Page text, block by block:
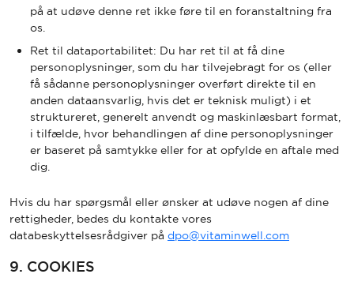
på at udøve denne ret ikke føre til en foranstaltning fra
os.
Ret til dataportabilitet: Du har ret til at få dine
personoplysninger, som du har tilvejebragt for os (eller
få sådanne personoplysninger overført direkte til en
anden dataansvarlig, hvis det er teknisk muligt) i et
struktureret, generelt anvendt og maskinlæsbart format,
i tilfælde, hvor behandlingen af dine personoplysninger
er baseret på samtykke eller for at opfylde en aftale med
dig.
Hvis du har spørgsmål eller ønsker at udøve nogen af dine
rettigheder, bedes du kontakte vores
databeskyttelsesrådgiver på dpo@vitaminwell.com
9. COOKIES